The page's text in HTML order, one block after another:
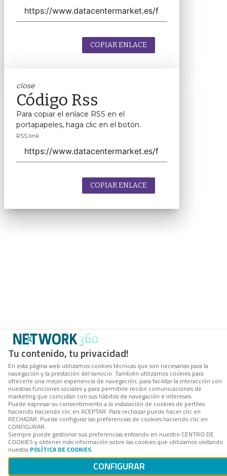
Tu contenido, tu privacidad!
En esta página web utilizamos cookies técnicas que son necesarias para la
navegación y la prestación del servicio. También utilizamos cookies para
ofrecerle una mejor experiencia de navegación, para facilitar la interacción con
nuestras funciones sociales y para permitirle recibir comunicaciones de
marketing que coincidan con sus hábitos de navegación e intereses.
Puede expresar su consentimiento a la instalación de cookies de perfiles
haciendo haciendo clic en ACEPTAR. Para rechazar puede hacer clic en
RECHAZAR. Puede configurar las preferencias de cookies haciendo clic en
CONFIGURAR.
Siempre puede gestionar sus preferencias entrando en nuestro CENTRO DE
COOKIES y obtener más información sobre las cookies que utilizamos visitando
nuestra POLÍTICA DE COOKIES.
CONFIGURAR
COPIAR ENLACE
close
Código Rss
Para copiar el enlace RSS en el
portapapeles, haga clic en el botón.
RSS link
COPIAR ENLACE